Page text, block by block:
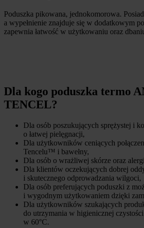
Poduszka pikowana, jednokomorowa.
a wypełnienie znajduje się w dodatkowym
zapewnia łatwość w użytkowaniu oraz
Dla kogo poduszka termo
TENCEL?
Dla osób poszukujących sprężystej i
o łatwej pielęgnacji,
Dla użytkowników ceniących
Tencelu™ i bawełny,
Dla osób o wrażliwej skórze oraz
Dla klientów oczekujących dobrej
i skutecznego odprowadzania wilgoci,
Dla osób preferujących poduszki z
i wygodnym użytkowaniem dzięki
Dla użytkowników szukających
do utrzymania w higienicznej
w 60°C.